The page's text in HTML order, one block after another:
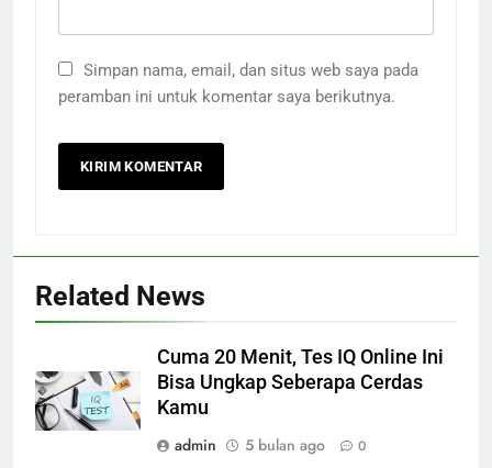
Simpan nama, email, dan situs web saya pada
peramban ini untuk komentar saya berikutnya.
Related News
Cuma 20 Menit, Tes IQ Online Ini
Bisa Ungkap Seberapa Cerdas
Kamu
admin
5 bulan ago 0